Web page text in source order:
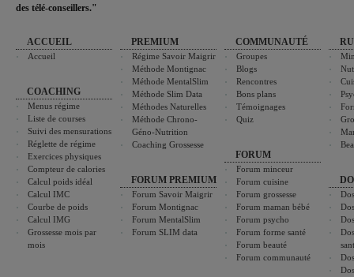
des télé-conseillers."
ACCUEIL
Accueil
COACHING
Menus régime
Liste de courses
Suivi des mensurations
Réglette de régime
Exercices physiques
Compteur de calories
Calcul poids idéal
Calcul IMC
Courbe de poids
Calcul IMG
Grossesse mois par
mois
PREMIUM
Régime Savoir Maigrir
Méthode Montignac
Méthode MentalSlim
Méthode Slim Data
Méthodes Naturelles
Méthode Chrono-
Géno-Nutrition
Coaching Grossesse
FORUM PREMIUM
Forum Savoir Maigrir
Forum Montignac
Forum MentalSlim
Forum SLIM data
COMMUNAUTÉ
Groupes
Blogs
Rencontres
Bons plans
Témoignages
Quiz
FORUM
Forum minceur
Forum cuisine
Forum grossesse
Forum maman bébé
Forum psycho
Forum forme santé
Forum beauté
Forum communauté